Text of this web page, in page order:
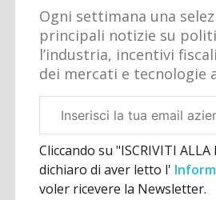
Ogni settimana una
principali notizie su
l’industria, incentivi
dei mercati e tecnologie
aziendale
Cliccando su "ISCRIVITI ALLA
dichiaro di aver letto l'
voler ricevere la Newsletter.